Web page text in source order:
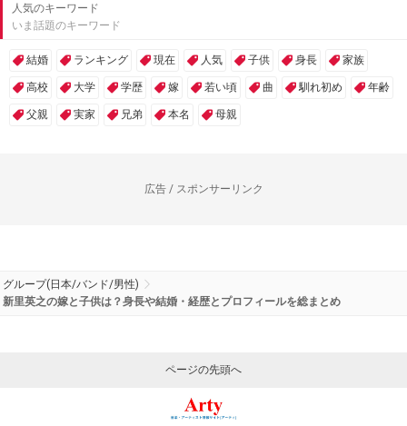
人気のキーワード
いま話題のキーワード
結婚 ランキング 現在 人気 子供 身長 家族
高校 大学 学歴 嫁 若い頃 曲 馴れ初め 年齢
父親 実家 兄弟 本名 母親
広告 / スポンサーリンク
グループ(日本/バンド/男性)
新里英之の嫁と子供は？身長や結婚・経歴とプロフィールを総まとめ
ページの先頭へ